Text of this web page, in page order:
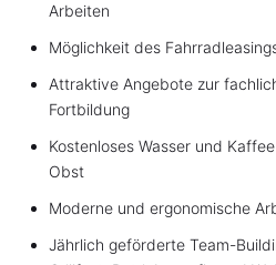
Arbeiten
Möglichkeit des
Attraktive Angebote zur
Fortbildung
Kostenloses Wasser und
Obst
Moderne und ergonomische
Jährlich geförderte Team-